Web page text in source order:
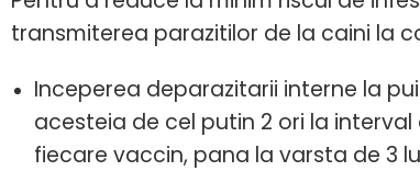
transmiterea parazitilor de la caini la
Inceperea deparazitarii interne la
acesteia de cel putin 2 ori la
fiecare vaccin, pana la varsta de 3